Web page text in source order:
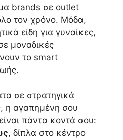
brands σε outlet
τον χρόνο. Μόδα,
είδη για γυναίκες,
μοναδικές
το smart
σε στρατηγικά
η αγαπημένη σου
πάντα κοντά σου:
, δίπλα στο κέντρο